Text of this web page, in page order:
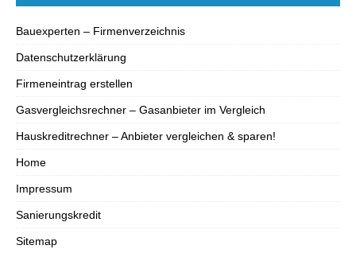
Bauexperten – Firmenverzeichnis
Datenschutzerklärung
Firmeneintrag erstellen
Gasvergleichsrechner – Gasanbieter im Vergleich
Hauskreditrechner – Anbieter vergleichen & sparen!
Home
Impressum
Sanierungskredit
Sitemap